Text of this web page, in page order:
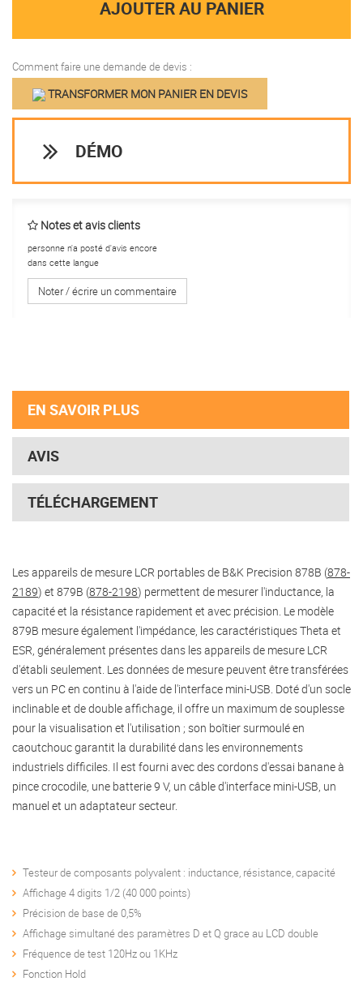
AJOUTER AU PANIER
Comment faire une demande de devis :
TRANSFORMER MON PANIER EN DEVIS
DÉMO
Notes et avis clients
personne n'a posté d'avis encore
dans cette langue
Noter / écrire un commentaire
EN SAVOIR PLUS
AVIS
TÉLÉCHARGEMENT
Les appareils de mesure LCR portables de B&K Precision 878B (878-
2189) et 879B (878-2198) permettent de mesurer l'inductance, la
capacité et la résistance rapidement et avec précision. Le modèle
879B mesure également l'impédance, les caractéristiques Theta et
ESR, généralement présentes dans les appareils de mesure LCR
d'établi seulement. Les données de mesure peuvent être transférées
vers un PC en continu à l'aide de l'interface mini-USB. Doté d'un socle
inclinable et de double affichage, il offre un maximum de souplesse
pour la visualisation et l'utilisation ; son boîtier surmoulé en
caoutchouc garantit la durabilité dans les environnements
industriels difficiles. Il est fourni avec des cordons d'essai banane à
pince crocodile, une batterie 9 V, un câble d'interface mini-USB, un
manuel et un adaptateur secteur.
Testeur de composants polyvalent : inductance, résistance, capacité
Affichage 4 digits 1/2 (40 000 points)
Précision de base de 0,5%
Affichage simultané des paramètres D et Q grace au LCD double
Fréquence de test 120Hz ou 1KHz
Fonction Hold